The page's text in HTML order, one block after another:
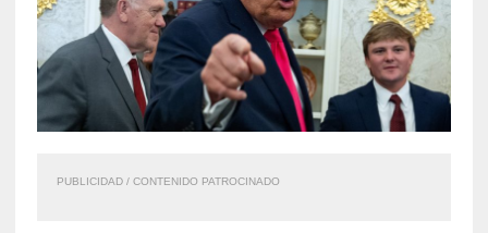
PUBLICIDAD / CONTENIDO PATROCINADO